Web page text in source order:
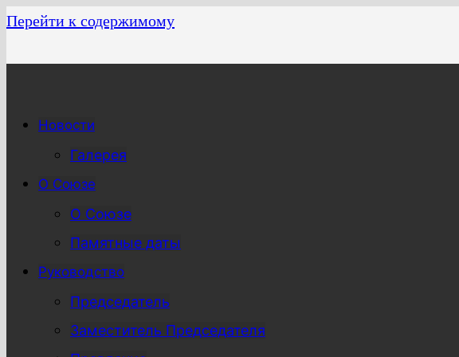
Перейти к содержимому
Новости
Галерея
О Союзе
О Союзе
Памятные даты
Руководство
Председатель
Заместитель Председателя